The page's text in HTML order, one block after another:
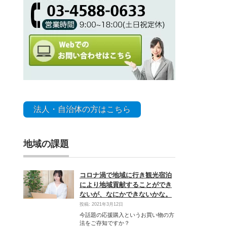
法人・自治体の方はこちら
地域の課題
コロナ渦で地域に行き観光宿泊
により地域貢献することができ
ないが、なにかできないかな。
投稿: 2021年3月12日
今話題の応援購入というお買い物の方
法をご存知ですか？